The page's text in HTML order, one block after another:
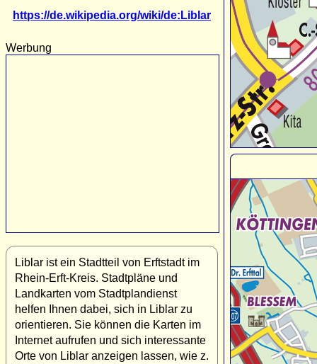
https://de.wikipedia.org/wiki/de:Liblar
Werbung
Liblar ist ein Stadtteil von Erftstadt im
Rhein-Erft-Kreis. Stadtpläne und
Landkarten vom Stadtplandienst
helfen Ihnen dabei, sich in Liblar zu
orientieren. Sie können die Karten im
Internet aufrufen und sich interessante
Orte von Liblar anzeigen lassen, wie z.